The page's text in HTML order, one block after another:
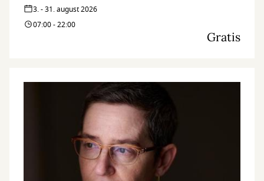
3. - 31. august 2026
07:00 - 22:00
Gratis